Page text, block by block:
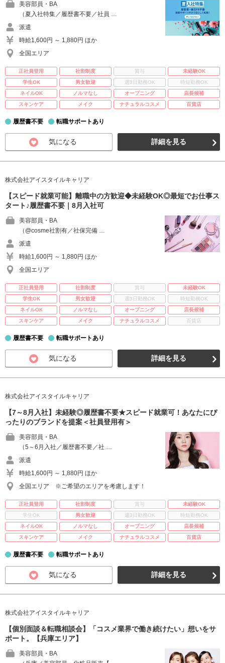
美容部員・BA
（夏入社特集／履歴書不要／社員 …
派遣
時給1,600円 ～ 1,880円 ほか
全国エリア
正社員登用 社割制度 賞与
未経験OK
学生OK
男女歓迎 週3日勤務OK
時短勤務OK
ネイルOK
ノルマなし オープニング
店長候補
スキンケア
メイク ナチュラルコスメ 百貨店
履歴書不要 転職サポートあり
気になる 詳細を見る
株式会社アイスタイルキャリア
【スピード就業可能】離職中の方歓迎◆未経験OK◎最短でお仕事ス
タート♪履歴書不要｜8月入社可
美容部員・BA
（@cosme社割有／社保完備 …
派遣
時給1,600円 ～ 1,880円 ほか
全国エリア
正社員登用 社割制度 賞与
未経験OK
学生OK
男女歓迎 週3日勤務OK
時短勤務OK
ネイルOK
ノルマなし オープニング
店長候補
スキンケア
メイク ナチュラルコスメ 百貨店
履歴書不要 転職サポートあり
気になる 詳細を見る
株式会社アイスタイルキャリア
【7～8月入社】未経験◎履歴書不要★スピード就業可！あなたにぴ
ったりのブランドを提案＜社員登用有＞
美容部員・BA
（5～6月入社／履歴書不要／社 …
派遣
時給1,600円 ～ 1,880円 ほか
全国エリア ※ご希望のエリアを考慮します！
正社員登用 社割制度 賞与
未経験OK
学生OK
男女歓迎 週3日勤務OK
時短勤務OK
ネイルOK
ノルマなし オープニング
店長候補
スキンケア
メイク ナチュラルコスメ 百貨店
履歴書不要 転職サポートあり
気になる 詳細を見る
株式会社アイスタイルキャリア
【個別面談＆転職相談会】「コスメ業界で働き続けたい」想いをサ
ポート。【兵庫エリア】
美容部員・BA